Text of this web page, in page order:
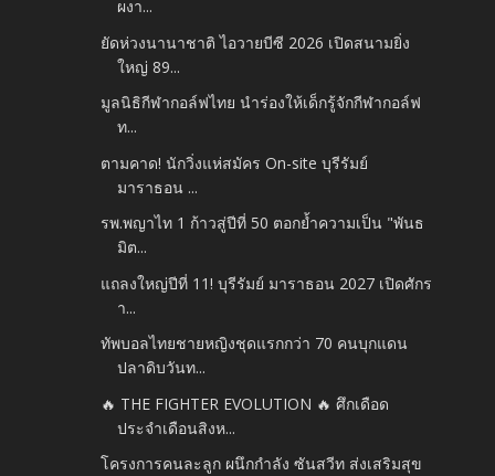
ผงา...
ยัดห่วงนานาชาติ ไอวายบีซี 2026 เปิดสนามยิ่ง
ใหญ่ 89...
มูลนิธิกีฬากอล์ฟไทย นำร่องให้เด็กรู้จักกีฬากอล์ฟ
ท...
ตามคาด! นักวิ่งแห่สมัคร On-site บุรีรัมย์
มาราธอน ...
รพ.พญาไท 1 ก้าวสู่ปีที่ 50 ตอกย้ำความเป็น "พันธ
มิต...
แถลงใหญ่ปีที่ 11! บุรีรัมย์ มาราธอน 2027 เปิดศักร
า...
ทัพบอลไทยชายหญิงชุดแรกกว่า​ 70​ คนบุกแดน
ปลาดิบวันท...
🔥 THE FIGHTER EVOLUTION 🔥 ศึกเดือด
ประจำเดือนสิงห...
โครงการคนละลูก ผนึกกำลัง ซันสวีท ส่งเสริมสุข